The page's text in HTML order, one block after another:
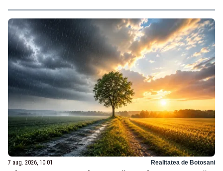
7 aug. 2026, 10:01 Realitatea de Botosani